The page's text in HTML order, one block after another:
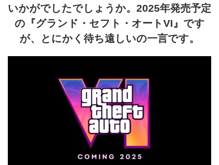
いかがでしたでしょうか。2025年発売予定
の『グランド・セフト・オートVI』です
が、とにかく待ち遠しいの一言です。